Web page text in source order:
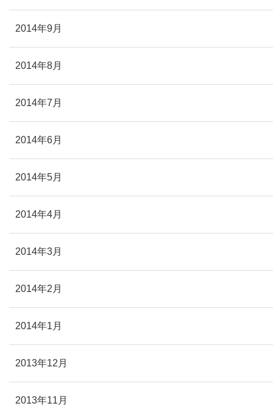
2014年9月
2014年8月
2014年7月
2014年6月
2014年5月
2014年4月
2014年3月
2014年2月
2014年1月
2013年12月
2013年11月